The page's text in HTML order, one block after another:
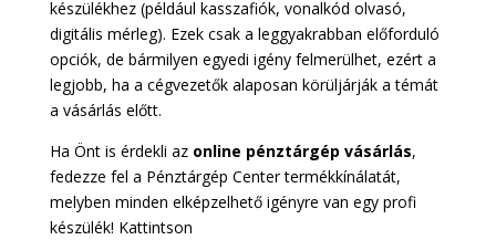
készülékhez (például kasszafiók, vonalkód olvasó,
digitális mérleg). Ezek csak a leggyakrabban előforduló
opciók, de bármilyen egyedi igény felmerülhet, ezért a
legjobb, ha a cégvezetők alaposan körüljárják a témát
a vásárlás előtt.
Ha Önt is érdekli az online pénztárgép vásárlás,
fedezze fel a Pénztárgép Center termékkínálatát,
melyben minden elképzelhető igényre van egy profi
készülék! Kattintson